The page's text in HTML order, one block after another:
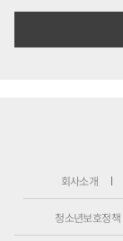
회사소개
청소년보호정책